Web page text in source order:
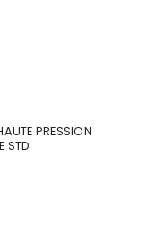
PRESSION
STD